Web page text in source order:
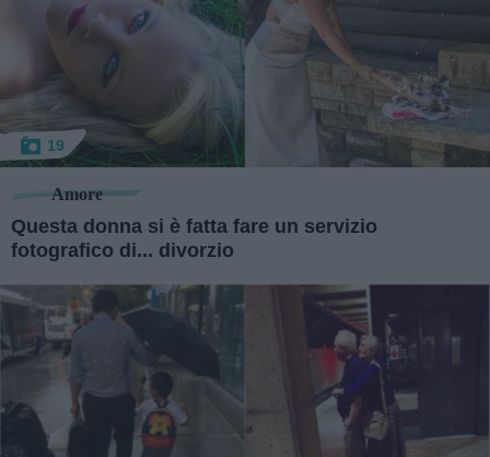
19
Amore
Questa donna si è fatta fare un servizio
fotografico di... divorzio